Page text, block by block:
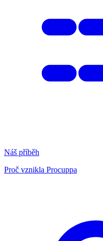
Náš příběh
Proč vznikla Procuppa